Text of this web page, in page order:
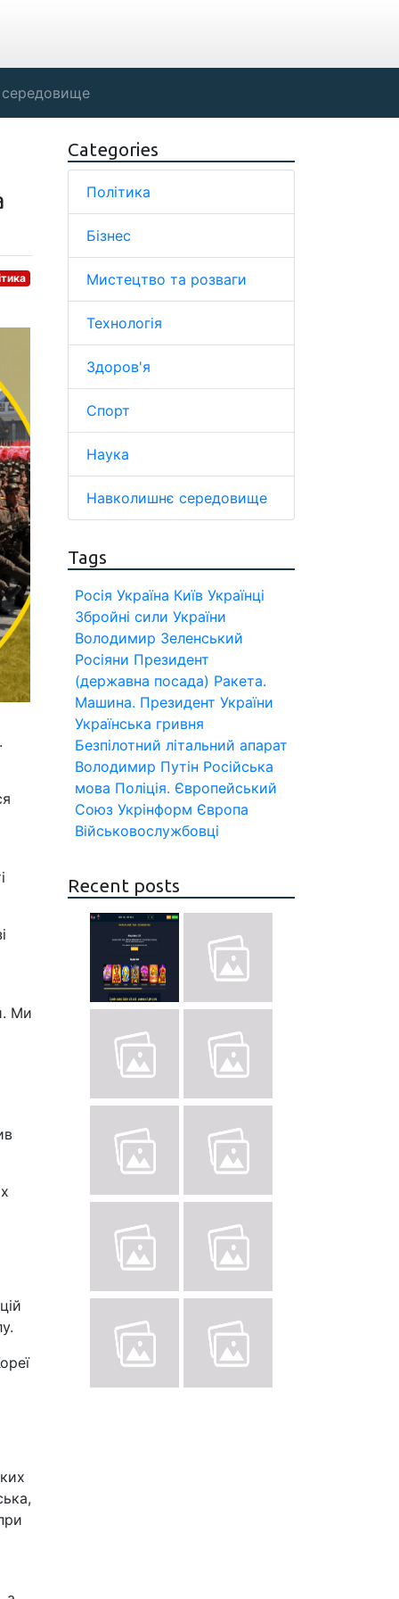
Ми
Categories
Політика
Бізнес
Мистецтво та розваги
Технологія
Здоров'я
Спорт
Наука
Навколишнє середовище
Tags
Росія Україна Київ Українці
Збройні сили України
Володимир Зеленський
Росіяни Президент
(державна посада) Ракета.
Машина. Президент України
Українська гривня
Безпілотний літальний апарат
Володимир Путін Російська
мова Поліція. Європейський
Союз Укрінформ Європа
Військовослужбовці
Recent posts